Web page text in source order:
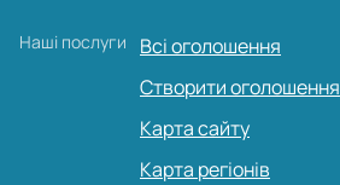
Наші послуги
Всі оголошення
Створити оголошення
Карта сайту
Карта регіонів